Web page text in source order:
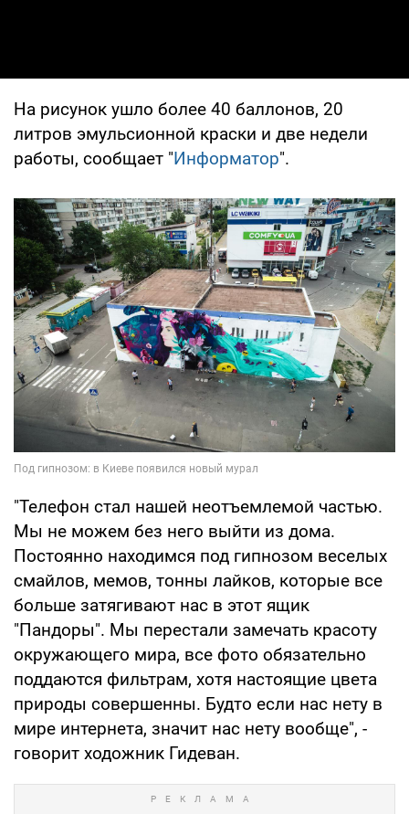
На рисунок ушло более 40 баллонов, 20
литров эмульсионной краски и две недели
работы, сообщает "Информатор".
"Телефон стал нашей неотъемлемой частью.
Мы не можем без него выйти из дома.
Постоянно находимся под гипнозом веселых
смайлов, мемов, тонны лайков, которые все
больше затягивают нас в этот ящик
"Пандоры". Мы перестали замечать красоту
окружающего мира, все фото обязательно
поддаются фильтрам, хотя настоящие цвета
природы совершенны. Будто если нас нету в
мире интернета, значит нас нету вообще", -
говорит ходожник Гидеван.